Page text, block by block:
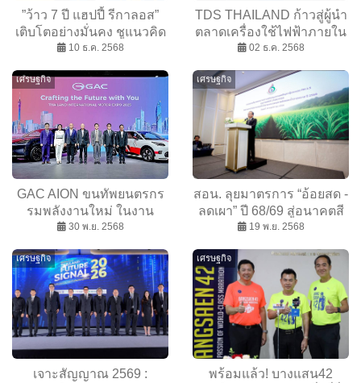
”ว้าว 7 ปี แฮปปี้ รีกาลอส”
เติบโตอย่างมั่นคง ชูแนวคิด
มอบของขวัญสำหรับสัตว์
10 ธ.ค. 2568
TDS THAILAND ก้าวสู่ผู้นำ
ตลาดเครื่องใช้ไฟฟ้าภายใน
บ้าน ชี้ ปี 2026 ขับเคลื่อน
02 ธ.ค. 2568
เศรษฐกิจ
GAC AION ขนทัพยนตรกร
รมพลังงานใหม่ ในงาน
Motor Expo 2025 เผยโฉม
30 พ.ย. 2568
เศรษฐกิจ
สอน. ลุยมาตรการ “อ้อยสด -
ลดเผา” ปี 68/69 สู่อนาคตสี
เขียว เพิ่มรายได้เกษตรกร
19 พ.ย. 2568
เศรษฐกิจ
เจาะสัญญาณ 2569 :
เศรษฐกิจ
พร้อมแล้ว! บางแสน42